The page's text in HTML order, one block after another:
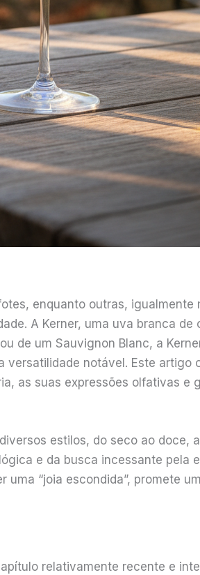
enquanto outras, igualmente
A Kerner, uma uva branca de
de um Sauvignon Blanc, a
versatilidade notável. Este artigo
as suas expressões olfativas e
estilos, do seco ao doce,
e da busca incessante pela
“joia escondida”, promete
relativamente recente e